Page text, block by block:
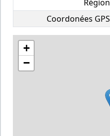
Région
Coordonées GPS
+
−